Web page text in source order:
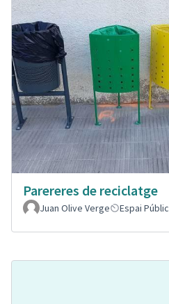
Parereres de reciclatge
Juan Olive Verge
Espai Públic